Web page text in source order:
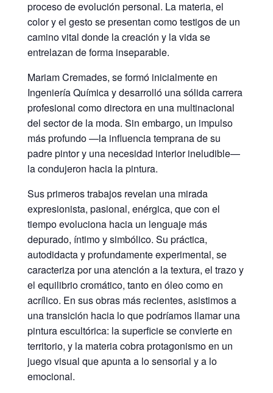
proceso de evolución personal. La materia, el
color y el gesto se presentan como testigos de un
camino vital donde la creación y la vida se
entrelazan de forma inseparable.
Mariam Cremades, se formó inicialmente en
Ingeniería Química y desarrolló una sólida carrera
profesional como directora en una multinacional
del sector de la moda. Sin embargo, un impulso
más profundo —la influencia temprana de su
padre pintor y una necesidad interior ineludible—
la condujeron hacia la pintura.
Sus primeros trabajos revelan una mirada
expresionista, pasional, enérgica, que con el
tiempo evoluciona hacia un lenguaje más
depurado, íntimo y simbólico. Su práctica,
autodidacta y profundamente experimental, se
caracteriza por una atención a la textura, el trazo y
el equilibrio cromático, tanto en óleo como en
acrílico. En sus obras más recientes, asistimos a
una transición hacia lo que podríamos llamar una
pintura escultórica: la superficie se convierte en
territorio, y la materia cobra protagonismo en un
juego visual que apunta a lo sensorial y a lo
emocional.